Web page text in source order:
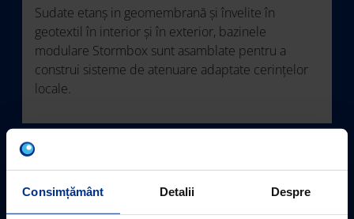
Consimțământ Detalii Despre
Sudate etanș in geomembrană și învelite în
geotextil în interior și în exterior, bazinele
modulare Stormbox sunt asamblate pentru a
construi sisteme de atenuare adaptate cerințelor
locale.